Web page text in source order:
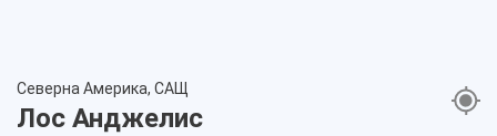
Северна Америка, САЩ
Лос Анджелис